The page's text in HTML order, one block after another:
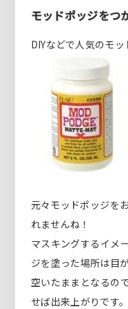
モッドポッジをつ
DIYなどで人気のモッ
元々モッドポッジを
れませんね！
マスキングするイメ
ジを塗った場所は目
空いたままとなるの
せば出来上がりです